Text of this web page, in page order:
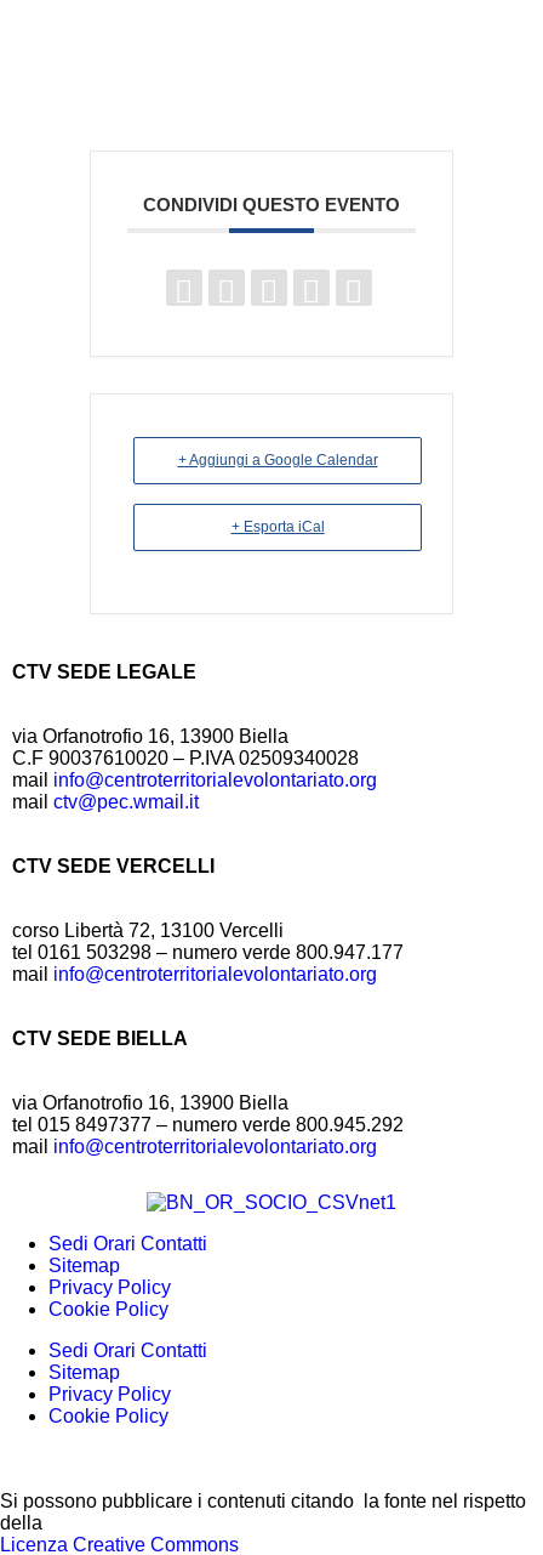
CONDIVIDI QUESTO EVENTO
+ Aggiungi a Google Calendar
+ Esporta iCal
CTV SEDE LEGALE
via Orfanotrofio 16, 13900 Biella
C.F 90037610020 – P.IVA 02509340028
mail info@centroterritorialevolontariato.org
mail ctv@pec.wmail.it
CTV SEDE VERCELLI
corso Libertà 72, 13100 Vercelli
tel 0161 503298 – numero verde 800.947.177
mail info@centroterritorialevolontariato.org
CTV SEDE BIELLA
via Orfanotrofio 16, 13900 Biella
tel 015 8497377 – numero verde 800.945.292
mail info@centroterritorialevolontariato.org
Sedi Orari Contatti
Sitemap
Privacy Policy
Cookie Policy
Sedi Orari Contatti
Sitemap
Privacy Policy
Cookie Policy
Si possono pubblicare i contenuti citando la fonte nel rispetto
della
Licenza Creative Commons